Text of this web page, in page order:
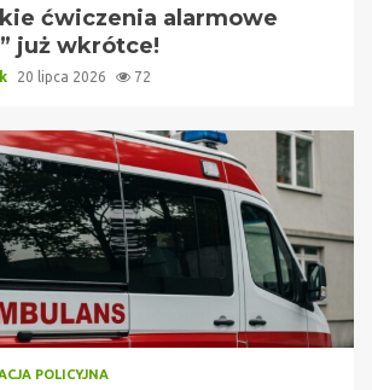
ćwiczenia alarmowe
już wkrótce!
20 lipca 2026 72
POLICYJNA